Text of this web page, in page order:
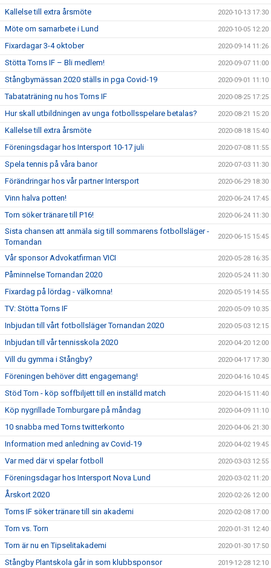
Kallelse till extra årsmöte 2020-10-13 17:30
Möte om samarbete i Lund 2020-10-05 12:20
Fixardagar 3-4 oktober 2020-09-14 11:26
Stötta Torns IF – Bli medlem! 2020-09-07 11:00
Stångbymässan 2020 ställs in pga Covid-19 2020-09-01 11:10
Tabataträning nu hos Torns IF 2020-08-25 17:25
Hur skall utbildningen av unga fotbollsspelare betalas? 2020-08-21 15:20
Kallelse till extra årsmöte 2020-08-18 15:40
Föreningsdagar hos Intersport 10-17 juli 2020-07-08 11:55
Spela tennis på våra banor 2020-07-03 11:30
Förändringar hos vår partner Intersport 2020-06-29 18:30
Vinn halva potten! 2020-06-24 17:45
Torn söker tränare till P16! 2020-06-24 11:30
Sista chansen att anmäla sig till sommarens fotbollsläger -
Tornandan
2020-06-15 15:45
Vår sponsor Advokatfirman VICI 2020-05-28 16:35
Påminnelse Tornandan 2020 2020-05-24 11:30
Fixardag på lördag - välkomna! 2020-05-19 14:55
TV: Stötta Torns IF 2020-05-09 10:35
Inbjudan till vårt fotbollsläger Tornandan 2020 2020-05-03 12:15
Inbjudan till vår tennisskola 2020 2020-04-20 12:00
Vill du gymma i Stångby? 2020-04-17 17:30
Föreningen behöver ditt engagemang! 2020-04-16 10:45
Stöd Torn - köp soffbiljett till en inställd match 2020-04-15 11:40
Köp nygrillade Tornburgare på måndag 2020-04-09 11:10
10 snabba med Torns twitterkonto 2020-04-06 21:30
Information med anledning av Covid-19 2020-04-02 19:45
Var med där vi spelar fotboll 2020-03-03 12:55
Föreningsdagar hos Intersport Nova Lund 2020-03-02 11:20
Årskort 2020 2020-02-26 12:00
Torns IF söker tränare till sin akademi 2020-02-08 17:00
Torn vs. Torn 2020-01-31 12:40
Torn är nu en Tipselitakademi 2020-01-30 17:50
Stångby Plantskola går in som klubbsponsor 2019-12-28 12:10